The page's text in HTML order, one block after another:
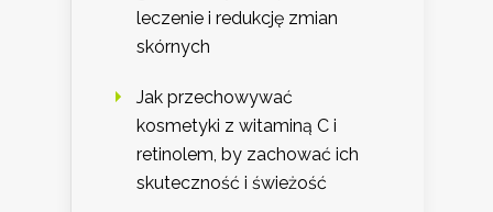
leczenie i redukcję zmian
skórnych
Jak przechowywać
kosmetyki z witaminą C i
retinolem, by zachować ich
skuteczność i świeżość